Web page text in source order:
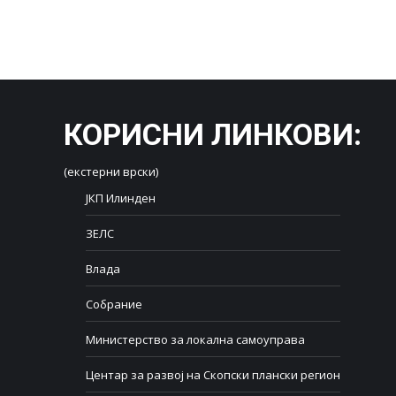
КОРИСНИ ЛИНКОВИ:
(екстерни врски)
ЈКП Илинден
ЗЕЛС
Влада
Собрание
Министерство за локална самоуправа
Центар за развој на Скопски плански регион